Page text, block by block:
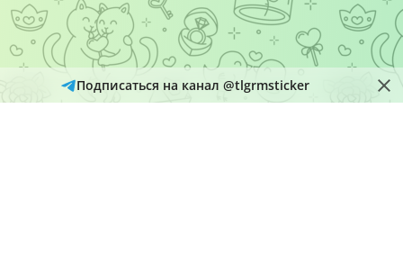
Подписаться на канал @tlgrmsticker